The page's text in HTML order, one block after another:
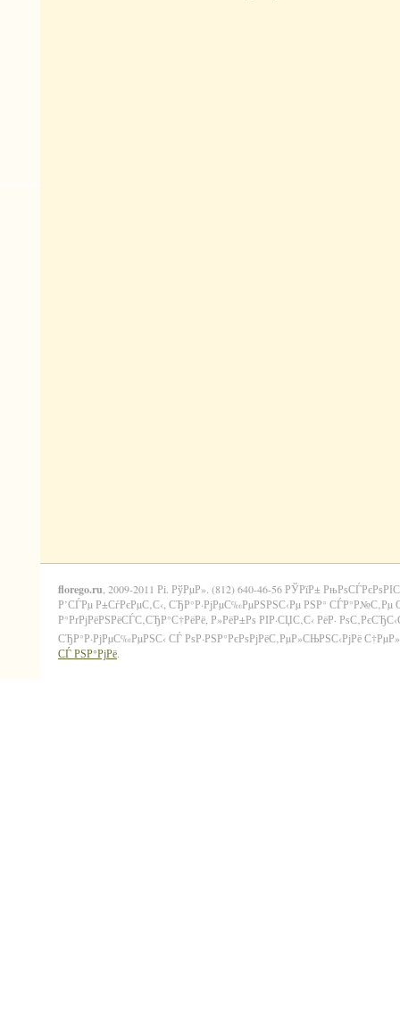
florego.ru , 2009-2011 Рі. РўРµР». (812) 640-46-56 РЎРїР±
Р’СЃРµ Р±СѓРєРµС‚С‹, СЂР°Р·РјРµС‰РµРЅРЅС‹Рµ РЅР°
Р°РґРјРёРЅРёСЃС‚СЂР°С†РёРё, Р»РёР±Рѕ РІР·СЏС‚С‹ РёР·
СЂР°Р·РјРµС‰РµРЅС‹ СЃ РѕР·РЅР°РєРѕРјРёС‚РµР»СЊРЅС‹РјРё
СЃ РЅР°РјРё